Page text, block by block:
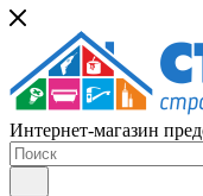
Интернет-магазин